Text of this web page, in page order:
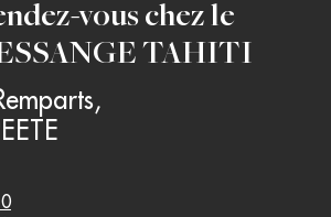
vous chez le
TAHITI
,